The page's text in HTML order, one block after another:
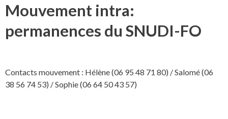
Mouvement intra:
permanences du SNUDI-FO
Contacts mouvement : Hélène (06 95 48 71 80) / Salomé (06
38 56 74 53) / Sophie (06 64 50 43 57)